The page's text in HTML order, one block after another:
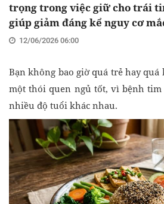
trọng trong việc giữ cho trái
giúp giảm đáng kể nguy cơ
12/06/2026 06:00
Bạn không bao giờ quá trẻ hay quá
một thói quen ngủ tốt, vì bệnh tim
nhiều độ tuổi khác nhau.